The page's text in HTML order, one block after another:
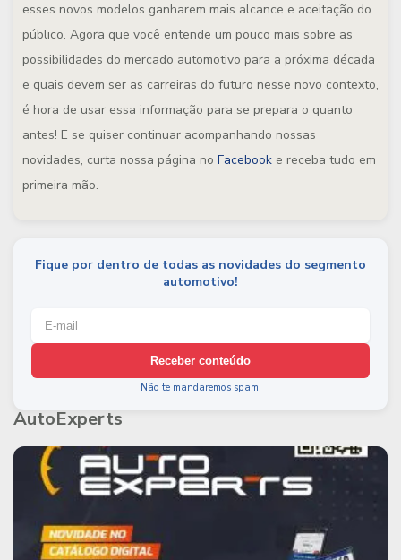
esses novos modelos ganharem mais alcance e aceitação do
público. Agora que você entende um pouco mais sobre as
possibilidades do mercado automotivo para a próxima década
e quais devem ser as carreiras do futuro nesse novo contexto,
é hora de usar essa informação para se prepara o quanto
antes! E se quiser continuar acompanhando nossas
novidades, curta nossa página no Facebook e receba tudo em
primeira mão.
Fique por dentro de todas as novidades do segmento
automotivo!
Receber conteúdo
Não te mandaremos spam!
AutoExperts